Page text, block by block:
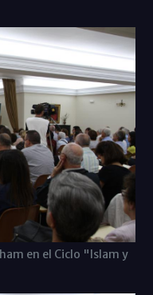
en el Ciclo "Islam y